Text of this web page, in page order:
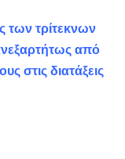
των τρίτεκνων
από
στις διατάξεις